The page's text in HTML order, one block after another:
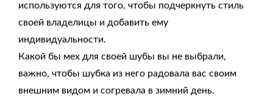
используются для того, чтобы подчеркнуть стиль
своей владелицы и добавить ему
индивидуальности.
Какой бы мех для своей шубы вы не выбрали,
важно, чтобы шубка из него радовала вас своим
внешним видом и согревала в зимний день.